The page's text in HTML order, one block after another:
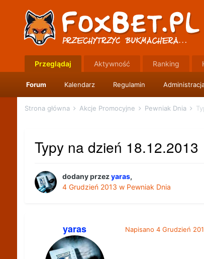
Przeglądaj
Forum Kalendarz Regulamin
Aktywność Ranking
Strona główna Akcje Promocyjne Pewniak Dnia
Typy na dzień 18.12.2013
dodany przezyaras,
4 Grudzień 2013 w Pewniak Dnia
yaras Napisano 4 Grudzień